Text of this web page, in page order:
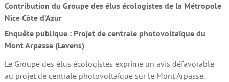
Contribution du Groupe des élus écologistesde la Métropole
Nice Côte d’Azur
Enquête publique : Projet de centrale photovoltaïque du
Mont Arpasse (Levens)
Le Groupe des élus écologistes exprime un avis défavorable
au projet de centrale photovoltaïque sur le Mont Arpasse.